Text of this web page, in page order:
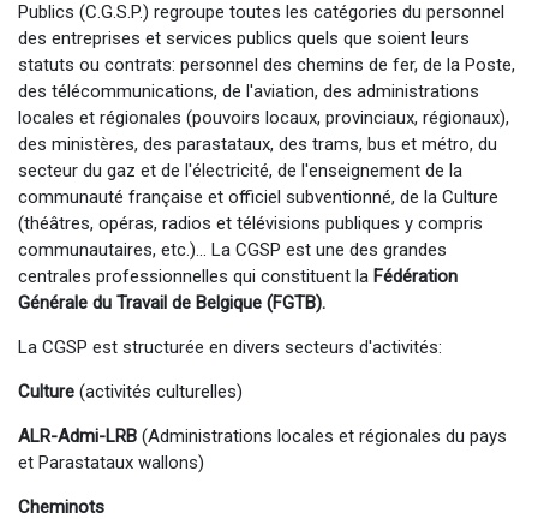
Publics (C.G.S.P.) regroupe toutes les catégories du personnel
des entreprises et services publics quels que soient leurs
statuts ou contrats: personnel des chemins de fer, de la Poste,
des télécommunications, de l'aviation, des administrations
locales et régionales (pouvoirs locaux, provinciaux, régionaux),
des ministères, des parastataux, des trams, bus et métro, du
secteur du gaz et de l'électricité, de l'enseignement de la
communauté française et officiel subventionné, de la Culture
(théâtres, opéras, radios et télévisions publiques y compris
communautaires, etc.)... La CGSP est une des grandes
centrales professionnelles qui constituent la Fédération
Générale du Travail de Belgique (FGTB).
La CGSP est structurée en divers secteurs d'activités:
Culture (activités culturelles)
ALR-Admi-LRB (Administrations locales et régionales du pays
et Parastataux wallons)
Cheminots